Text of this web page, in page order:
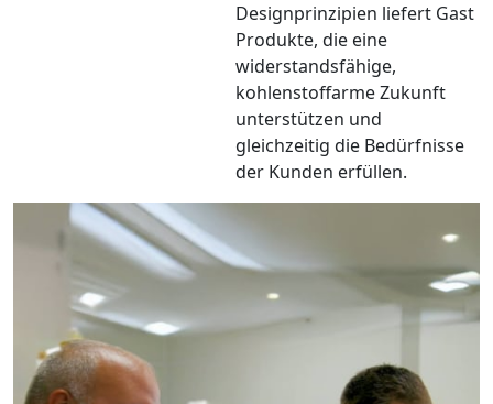
Designprinzipien liefert Gast
Produkte, die eine
widerstandsfähige,
kohlenstoffarme Zukunft
unterstützen und
gleichzeitig die Bedürfnisse
der Kunden erfüllen.